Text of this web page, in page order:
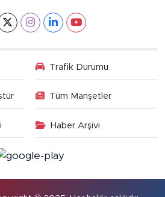
Trafik Durumu
Tüm Manşetler
Haber Arşivi